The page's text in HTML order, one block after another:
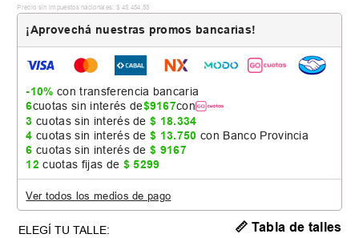
Precio sin impuestos nacionales: $ 45.454 ,55
¡Aprovechá nuestras promos bancarias!
-10% con transferencia bancaria
6cuotas sin interés de$9167con
3 cuotas sin interés de$ 18.334
4 cuotas sin interés de$ 13.750 con Banco Provincia
6 cuotas sin interés de$ 9167
12 cuotas fijas de $ 5299
Ver todos los medios de pago
📏 Tabla de talles